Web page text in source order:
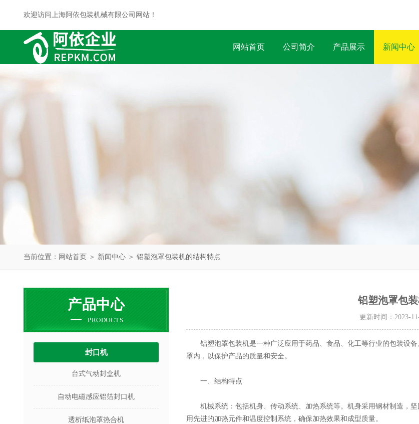
欢迎访问上海阿依包装机械有限公司网站！
网站首页 公司简介 产品展示 新闻中心
当前位置： 网站首页 ＞ 新闻中心 ＞ 铝塑泡罩包装机的结构特点
产品中心
PRODUCTS
封口机
台式气动封盒机
自动电磁感应铝箔封口机
透析纸泡罩热合机
铝塑泡罩包
更新时间：2023-
铝塑泡罩包装机是一种广泛应用于药品、食品、化工等行业的包装设备
罩内，以保护产品的质量和安全。
一、结构特点
机械系统：包括机身、传动系统、加热系统等。机身采用钢材制造，坚
用先进的加热元件和温度控制系统，确保加热效果和成型质量。